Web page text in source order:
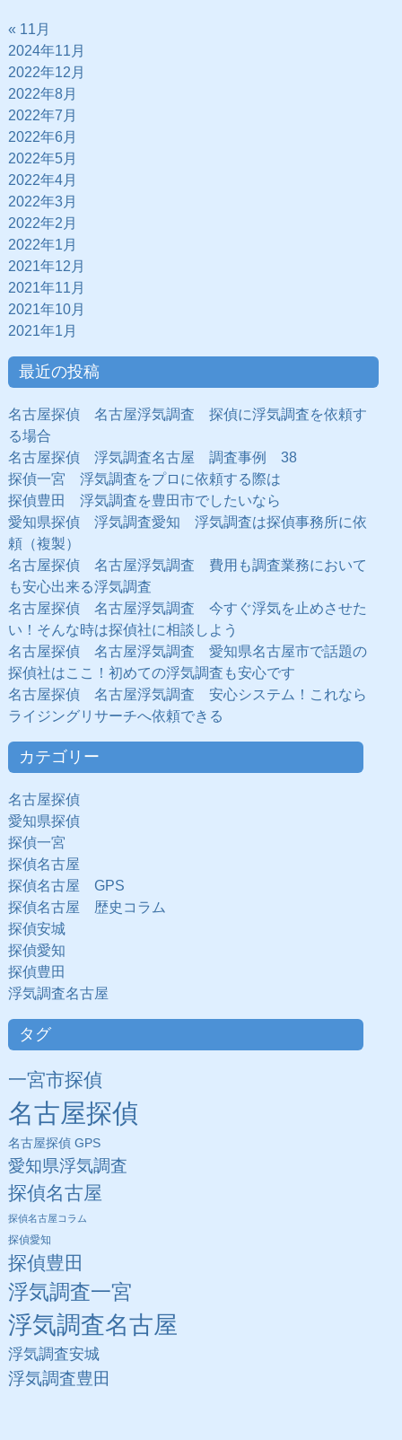
« 11月
2024年11月
2022年12月
2022年8月
2022年7月
2022年6月
2022年5月
2022年4月
2022年3月
2022年2月
2022年1月
2021年12月
2021年11月
2021年10月
2021年1月
最近の投稿
名古屋探偵 名古屋浮気調査 探偵に浮気調査を依頼す
る場合
名古屋探偵 浮気調査名古屋 調査事例 38
探偵一宮 浮気調査をプロに依頼する際は
探偵豊田 浮気調査を豊田市でしたいなら
愛知県探偵 浮気調査愛知 浮気調査は探偵事務所に依
頼（複製）
名古屋探偵 名古屋浮気調査 費用も調査業務において
も安心出来る浮気調査
名古屋探偵 名古屋浮気調査 今すぐ浮気を止めさせた
い！そんな時は探偵社に相談しよう
名古屋探偵 名古屋浮気調査 愛知県名古屋市で話題の
探偵社はここ！初めての浮気調査も安心です
名古屋探偵 名古屋浮気調査 安心システム！これなら
ライジングリサーチへ依頼できる
カテゴリー
名古屋探偵
愛知県探偵
探偵一宮
探偵名古屋
探偵名古屋 GPS
探偵名古屋 歴史コラム
探偵安城
探偵愛知
探偵豊田
浮気調査名古屋
タグ
一宮市探偵
名古屋探偵
名古屋探偵 GPS
愛知県浮気調査
探偵名古屋
探偵名古屋コラム
探偵愛知
探偵豊田
浮気調査一宮
浮気調査名古屋
浮気調査安城
浮気調査豊田